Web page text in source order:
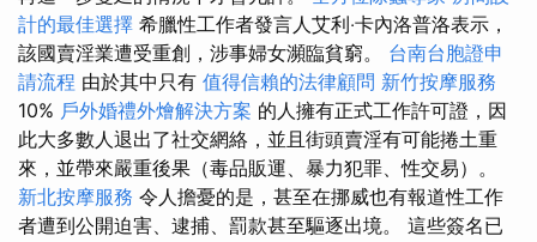
計的最佳選擇 希臘性工作者發言人艾利‧卡內洛普洛表示，
該國賣淫業遭受重創，涉事婦女瀕臨貧窮。 台南台胞證申
請流程 由於其中只有 值得信賴的法律顧問 新竹按摩服務
10% 戶外婚禮外燴解決方案 的人擁有正式工作許可證，因
此大多數人退出了社交網絡，並且街頭賣淫有可能捲土重
來，並帶來嚴重後果（毒品販運、暴力犯罪、性交易）。
新北按摩服務 令人擔憂的是，甚至在挪威也有報道性工作
者遭到公開迫害、逮捕、罰款甚至驅逐出境。 這些簽名已